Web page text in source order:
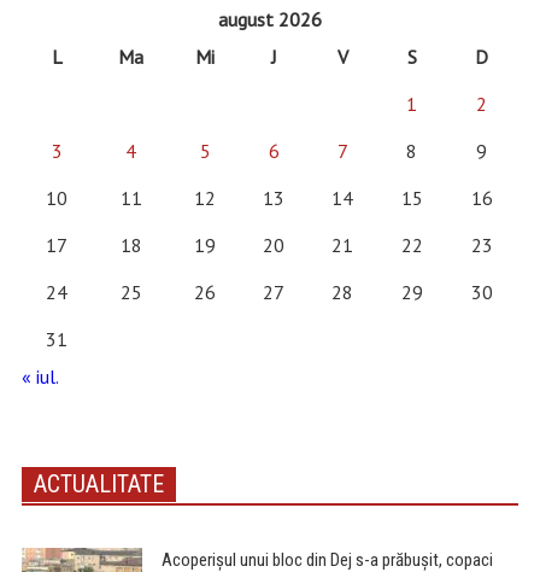
august 2026
L
Ma Mi J V S
D
1
2
3
4 5 6 7 8
9
10
11 12 13 14 15
16
17
18 19 20 21 22
23
24
25 26 27 28 29
30
31
« iul.
ACTUALITATE
Acoperișul unui bloc din Dej s-a prăbușit, copaci